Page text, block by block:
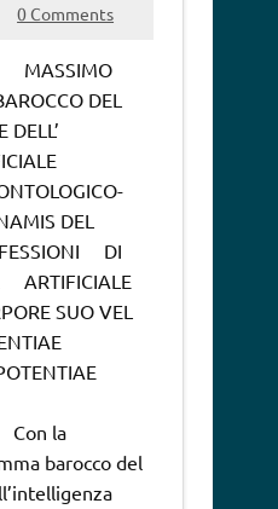
0 Comments
DEL
DELL’
DEL
DI
ARTIFICIALE
SUO VEL
la
barocco del